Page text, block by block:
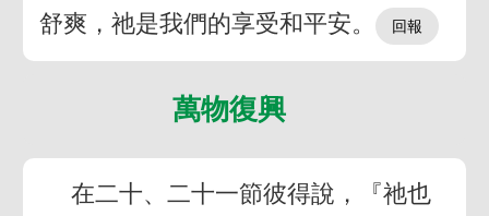
舒爽，祂是我們的享受和平安。
萬物復興
在二十、二十一節彼得說，『祂也